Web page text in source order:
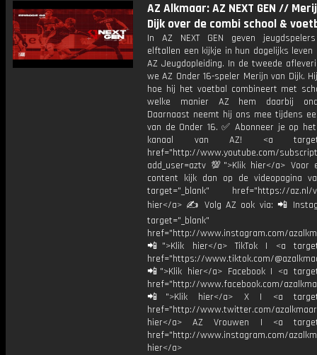
AZ Alkmaar: AZ NEXT GEN //
Dijk over de combi school &
In AZ NEXT GEN geven
elftallen een kijkje in hun dagelijks leven
AZ Jeugdopleiding. In de tweede
we AZ Onder 16-speler Merijn van Dijk.
hoe hij het voetbal combineert met
welke manier AZ hem daarbij
Daarnaast neemt hij ons mee tijdens
van de Onder 16. ✅ Abonneer je op het
kanaal van AZ! <a
href="http://www.youtube.com/
add_user=aztv 💯">Klik hier</a> Voor
content kijk dan op de videopagina
target="_blank" href="https://az.nl/
hier</a> ✍ Volg AZ ook via: 📲
target="_blank"
href="http://www.instagram.com/
📲">Klik hier</a> TikTok | <a
href="https://www.tiktok.com/
📲">Klik hier</a> Facebook | <a
href="http://www.facebook.com/
📲">Klik hier</a> X | <a
href="http://www.twitter.com/
hier</a> AZ Vrouwen | <a
href="http://www.instagram.com/
hier</a>